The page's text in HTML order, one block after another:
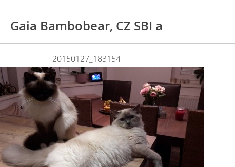
Gaia Bambobear, CZ SBI a
20150127_183154